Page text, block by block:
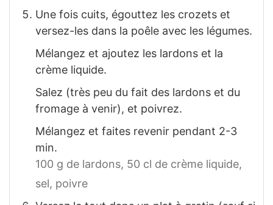
Une fois cuits, égouttez les crozets et
versez-les dans la poêle avec les légumes.
Mélangez et ajoutez les lardons et la
crème liquide.
Salez (très peu du fait des lardons et du
fromage à venir), et poivrez.
Mélangez et faites revenir pendant 2-3
min.
100 g de lardons, 50 cl de crème liquide,
sel, poivre